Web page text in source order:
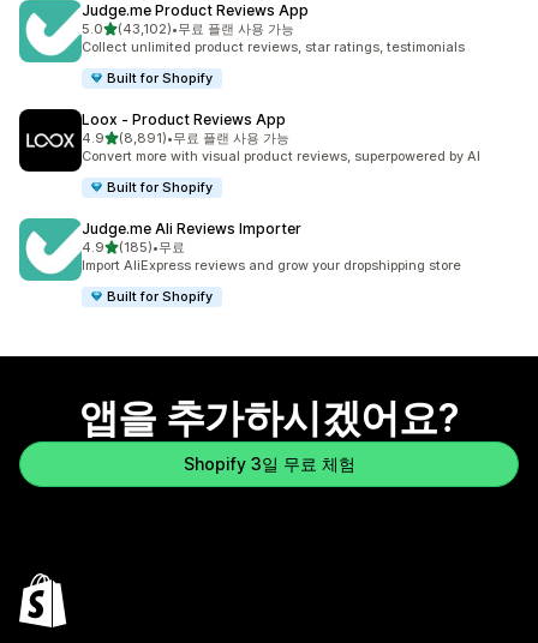
Judge.me Product Reviews App
5.0별 5개 중
(43,102)
총 리뷰 43102개
•무료 플랜 사용 가능
Collect unlimited product reviews, star ratings, testimonials
Built for Shopify
Loox ‑ Product Reviews App
4.9별 5개 중
(8,891)
총 리뷰 8891개
•무료 플랜 사용 가능
Convert more with visual product reviews, superpowered by AI
Built for Shopify
Judge.me Ali Reviews Importer
4.9별 5개 중
(185)
총 리뷰 185개
•무료
Import AliExpress reviews and grow your dropshipping store
Built for Shopify
앱을 추가하시겠어요?
Shopify 3일 무료 체험